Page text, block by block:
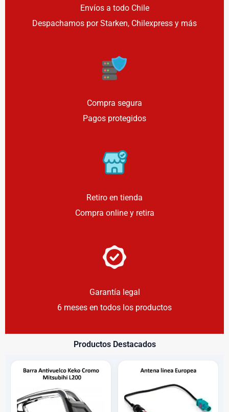
Envíos a todo Chile
Despachamos por Starken, Chilexpress y más
Compra segura
Pagos protegidos
Retiro en tienda
Compra online y retira
Garantía legal
6 meses en todos los productos
Productos Destacados